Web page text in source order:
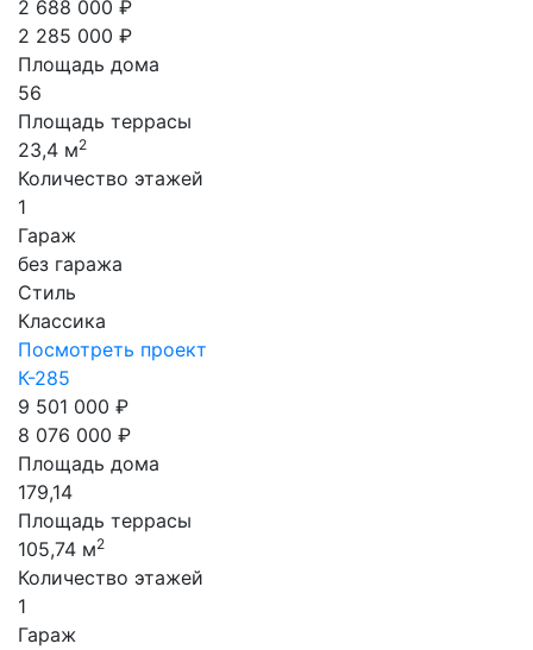
2 688 000 ₽
2 285 000 ₽
Площадь дома
56
Площадь террасы
23,4 м2
Количество этажей
1
Гараж
без гаража
Стиль
Классика
Посмотреть проект
К-285
9 501 000 ₽
8 076 000 ₽
Площадь дома
179,14
Площадь террасы
105,74 м2
Количество этажей
1
Гараж